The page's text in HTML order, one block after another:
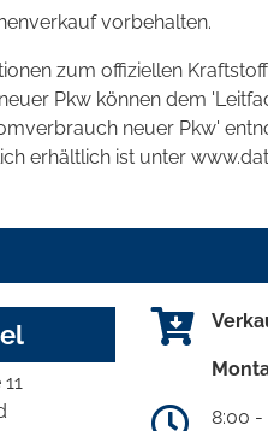
vorbehalten.
zum offiziellen
Pkw können dem
neuer Pkw'
erhältlich ist unter
8:00 -